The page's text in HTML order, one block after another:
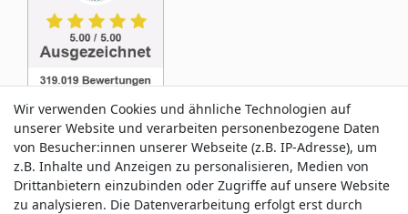
Service & Kontakt
Wir verwenden Cookies und ähnliche Technologien auf
unserer Website und verarbeiten personenbezogene Daten
von Besucher:innen unserer Webseite (z.B. IP-Adresse), um
z.B. Inhalte und Anzeigen zu personalisieren, Medien von
Drittanbietern einzubinden oder Zugriffe auf unsere Website
zu analysieren. Die Datenverarbeitung erfolgt erst durch